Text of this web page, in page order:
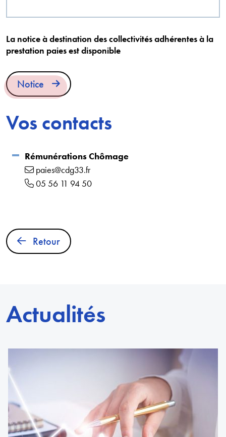
La notice à destination des collectivités adhérentes à la
prestation paies est disponible
Notice
Vos contacts
Rémunérations Chômage
paies@cdg33.fr
05 56 11 94 50
Retour
Actualités